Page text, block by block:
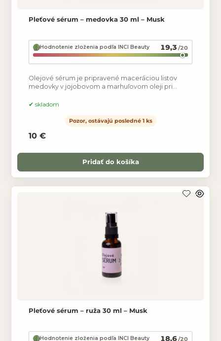
Pleťové sérum – medovka 30 ml – Musk
Hodnotenie zloženia podľa INCI Beauty 19,3 /20
Olejové sérum je pripravené maceráciou listov
medovky v jojobovom a marhuľovom oleji pri
olej, trstinový
skladom
Pozor, ostávajú posledné 1 ks
10 €
Pridať do košíka
Pleťové sérum – ruža 30 ml – Musk
Hodnotenie zloženia podľa INCI Beauty 18,6/20